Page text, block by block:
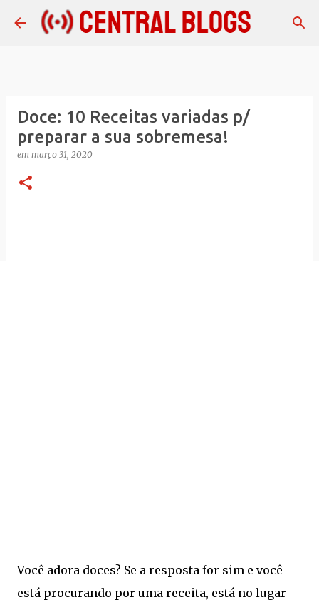
Pular para o conteúdo principal
Doce: 10 Receitas variadas p/
preparar a sua sobremesa!
em março 31, 2020
Você adora doces? Se a resposta for sim e você
está procurando por uma receita, está no lugar